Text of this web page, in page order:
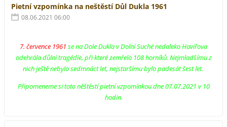
Pietní vzpomínka na neštěstí Důl Dukla 1961
08.06.2021 06:00
7. července 1961 se na Dole Dukla v Dolní Suché nedaleko Havířova
odehrála důlní tragédie, při které zemřelo 108 horníků. Nejmladšímu z
nich ještě nebylo sedmnáct let, nejstaršímu bylo padesát šest let.
Připomeneme si toto něštěstí pietní vzpomínkou dne 07.07.2021 v 10
hodin.